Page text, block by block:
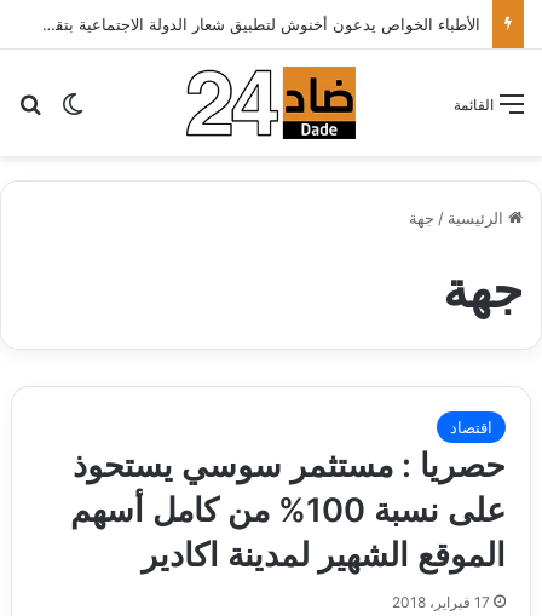
تهنئة
الوضع القائمة
الرئيسية / جهة
جهة
اقتصاد
حصريا : مستثمر سوسي يستحوذ
على نسبة 100% من كامل أسهم
الموقع الشهير لمدينة اكادير
17 فبراير، 2018